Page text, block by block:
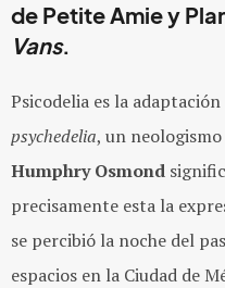
de Petite Amie y
Vans.
Psicodelia es la
psychedelia, un
Humphry Osmond
precisamente esta la
se percibió la noche del
espacios en la Ciudad de